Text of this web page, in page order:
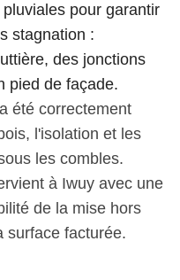
pour garantir
stagnation :
des jonctions
pied de façade.
été correctement
l'isolation et les
les combles.
à Iwuy avec une
de la mise hors
surface facturée.